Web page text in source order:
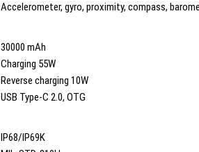
Accelerometer, gyro, proximity, compass,
30000 mAh
Charging 55W
Reverse charging 10W
USB Type-C 2.0, OTG
IP68/IP69K